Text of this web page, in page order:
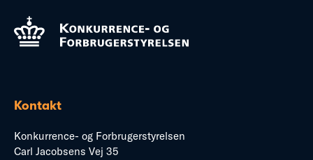
Kontakt
Konkurrence- og Forbrugerstyrelsen
Carl Jacobsens Vej 35